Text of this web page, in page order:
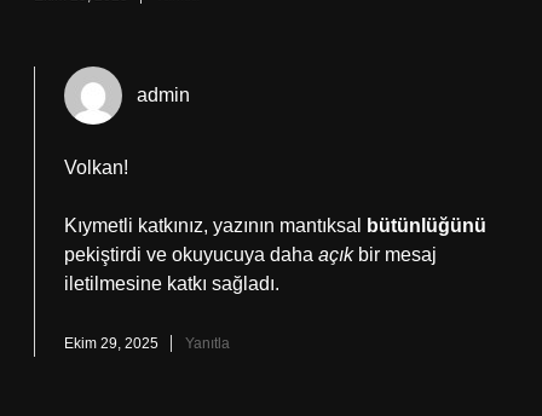
admin
Volkan!
Kıymetli katkınız, yazının mantıksal
bütünlüğünü
pekiştirdi ve okuyucuya daha açıkbir mesaj
iletilmesine katkı sağladı.
Ekim 29, 2025 Yanıtla